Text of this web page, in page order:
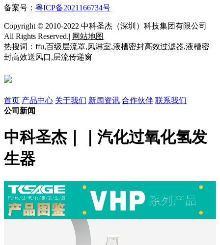
备案号： 粤ICP备2021166734号
Copyright © 2010-2022 中科圣杰（深圳）科技集团有限公司
All Rights Reserved.| 网站地图
热搜词：ffu,百级层流罩,风淋室,液槽密封高效过滤器,液槽密
封高效送风口,层流传递窗
首页 产品中心 关于我们 新闻资讯 合作伙伴 联系我们
公司新闻
中科圣杰｜｜汽化过氧化氢发
生器